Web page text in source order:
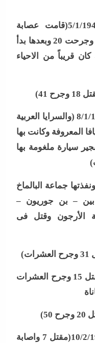
مجزرة سميراميس : 5/1/1948(قامت عصابة
الهاجاناه بنسف الفندق فقتلت 19 وجرحت 20 وبعدها بدأ
قريباً من الاحياء
)
مجزرة السرايا العربية : 8/1/1948 (والسرايا العربية
المعروفة وكانت بها
سيارة ملغومة بها
)
الرملة : 15/1/1948 (ونفذتها جماعة البالماخ
– بن جوريون –
الأرجون وقتل فى
)
مجزرة يازور : 22/1/1948(مقتل 15 وجرح العشرات
)
مجزرة طيرة طولكرم : 10/2/1948(مقتل 7 واصابة